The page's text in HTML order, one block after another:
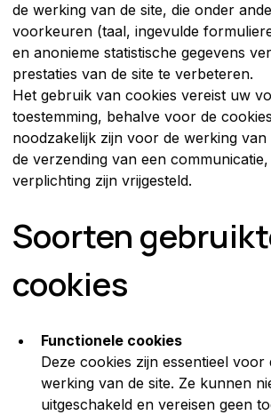
de werking van de site, die onder
voorkeuren (taal, ingevulde
en anonieme statistische gegevens
prestaties van de site te verbeteren.
Het gebruik van cookies vereist uw
toestemming, behalve voor de
noodzakelijk zijn voor de werking
de verzending van een
verplichting zijn vrijgesteld.
Soorten
cookies
Functionele cookies
Deze cookies zijn essentieel voor
werking van de site. Ze kunnen
uitgeschakeld en vereisen geen